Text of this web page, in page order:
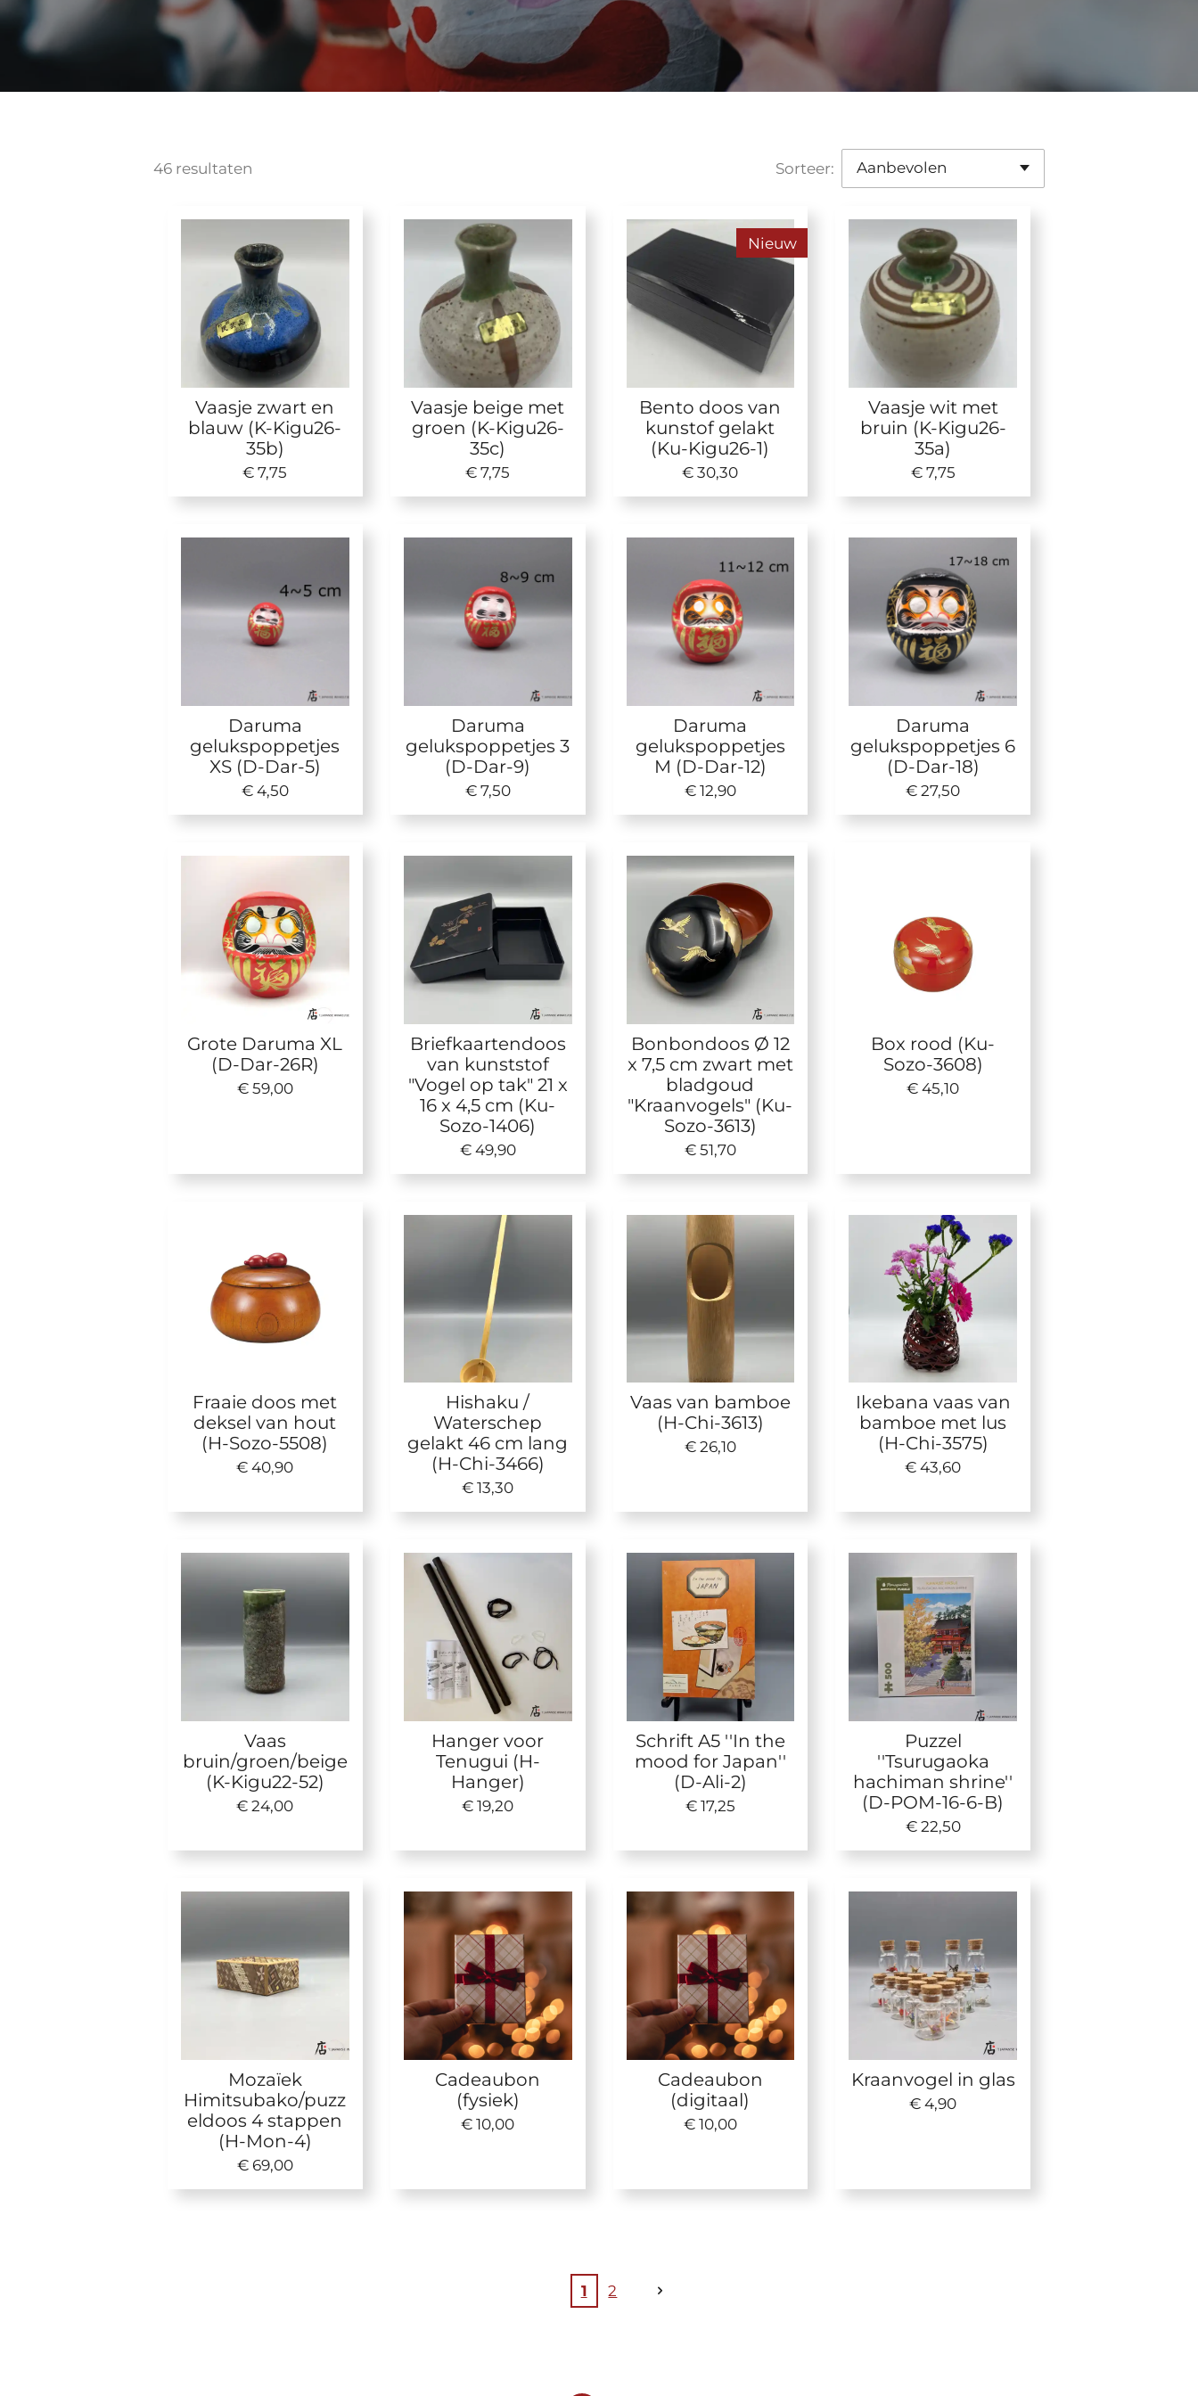
46 resultaten Sorteer:
Vaasje zwart en
blauw (K-Kigu26-
35b)
€ 7,75
Vaasje beige met
groen (K-Kigu26-
35c)
€ 7,75
Nieuw
Bento doos van
kunstof gelakt
(Ku-Kigu26-1)
€ 30,30
Vaasje wit met
bruin (K-Kigu26-
35a)
€ 7,75
Daruma
gelukspoppetjes
XS (D-Dar-5)
€ 4,50
Daruma
gelukspoppetjes 3
(D-Dar-9)
€ 7,50
Daruma
gelukspoppetjes
M (D-Dar-12)
€ 12,90
Daruma
gelukspoppetjes 6
(D-Dar-18)
€ 27,50
Grote Daruma XL
(D-Dar-26R)
€ 59,00
Briefkaartendoos
van kunststof
"Vogel op tak" 21 x
16 x 4,5 cm (Ku-
Sozo-1406)
€ 49,90
Bonbondoos Ø 12
x 7,5 cm zwart met
bladgoud
"Kraanvogels" (Ku-
Sozo-3613)
€ 51,70
Box rood (Ku-
Sozo-3608)
€ 45,10
Fraaie doos met
deksel van hout
(H-Sozo-5508)
€ 40,90
Hishaku /
Waterschep
gelakt 46 cm lang
(H-Chi-3466)
€ 13,30
Vaas van bamboe
(H-Chi-3613)
€ 26,10
Ikebana vaas van
bamboe met lus
(H-Chi-3575)
€ 43,60
Vaas
bruin/groen/beige
(K-Kigu22-52)
€ 24,00
Hanger voor
Tenugui (H-
Hanger)
€ 19,20
Schrift A5 ''In the
mood for Japan''
(D-Ali-2)
€ 17,25
Puzzel
''Tsurugaoka
hachiman shrine''
(D-POM-16-6-B)
€ 22,50
Mozaïek
Himitsubako/puzz
eldoos 4 stappen
(H-Mon-4)
€ 69,00
Cadeaubon
(fysiek)
€ 10,00
Cadeaubon
(digitaal)
€ 10,00
Kraanvogel in glas
€ 4,90
1 2